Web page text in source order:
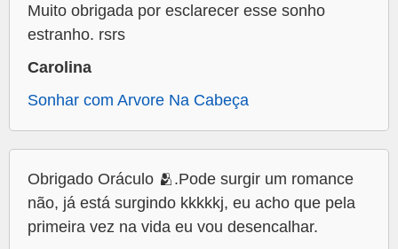
Muito obrigada por esclarecer esse sonho
estranho. rsrs
Carolina
Sonhar com Arvore Na Cabeça
Obrigado Oráculo 🫂.Pode surgir um romance
não, já está surgindo kkkkkj, eu acho que pela
primeira vez na vida eu vou desencalhar.